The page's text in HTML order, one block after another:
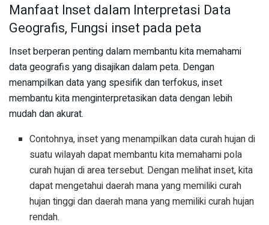
Manfaat Inset dalam Interpretasi Data
Geografis, Fungsi inset pada peta
Inset berperan penting dalam membantu kita memahami
data geografis yang disajikan dalam peta. Dengan
menampilkan data yang spesifik dan terfokus, inset
membantu kita menginterpretasikan data dengan lebih
mudah dan akurat.
Contohnya, inset yang menampilkan data curah hujan di
suatu wilayah dapat membantu kita memahami pola
curah hujan di area tersebut. Dengan melihat inset, kita
dapat mengetahui daerah mana yang memiliki curah
hujan tinggi dan daerah mana yang memiliki curah hujan
rendah.